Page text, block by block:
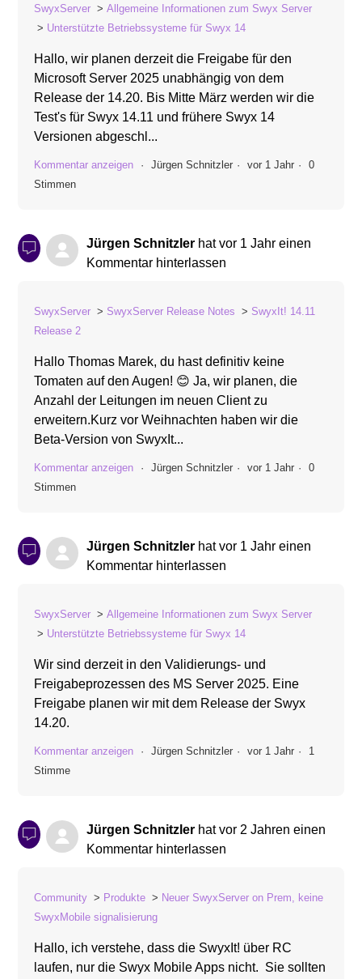
SwyxServer
Allgemeine Informationen zum Swyx Server
Unterstützte Betriebssysteme für Swyx 14
Hallo, wir planen derzeit die Freigabe für den
Microsoft Server 2025 unabhängig von dem
Release der 14.20. Bis Mitte März werden wir die
Test's für Swyx 14.11 und frühere Swyx 14
Versionen abgeschl...
Kommentar anzeigen Jürgen Schnitzler vor 1 Jahr
0
Stimmen
Jürgen Schnitzler hatvor 1 Jahr einen
Kommentar hinterlassen
SwyxServer SwyxServer Release Notes
SwyxIt! 14.11
Release 2
Hallo Thomas Marek, du hast definitiv keine
Tomaten auf den Augen! 😊 Ja, wir planen, die
Anzahl der Leitungen im neuen Client zu
erweitern.Kurz vor Weihnachten haben wir die
Beta-Version von SwyxIt...
Kommentar anzeigen Jürgen Schnitzler vor 1 Jahr
0
Stimmen
Jürgen Schnitzler hatvor 1 Jahr einen
Kommentar hinterlassen
SwyxServer
Allgemeine Informationen zum Swyx Server
Unterstützte Betriebssysteme für Swyx 14
Wir sind derzeit in den Validierungs- und
Freigabeprozessen des MS Server 2025. Eine
Freigabe planen wir mit dem Release der Swyx
14.20.
Kommentar anzeigen Jürgen Schnitzler vor 1 Jahr
1
Stimme
Jürgen Schnitzler hatvor 2 Jahren einen
Kommentar hinterlassen
Community Produkte
Neuer SwyxServer on Prem, keine
SwyxMobile signalisierung
Hallo, ich verstehe, dass die SwyxIt! über RC
laufen, nur die Swyx Mobile Apps nicht. Sie sollten